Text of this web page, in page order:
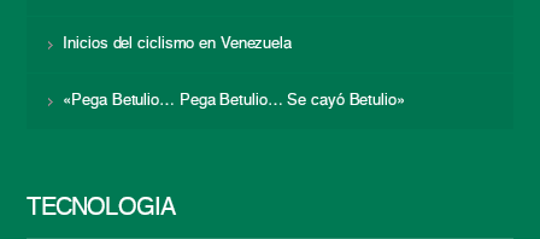
Inicios del ciclismo en Venezuela
«Pega Betulio… Pega Betulio… Se cayó Betulio»
TECNOLOGÍA